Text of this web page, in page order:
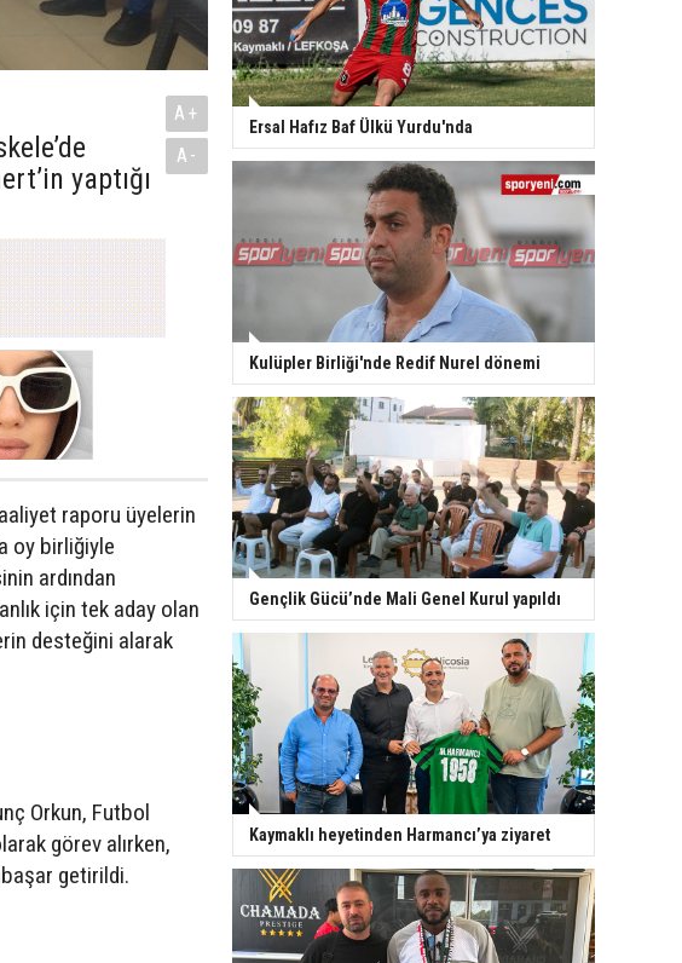
yaptığı
A+
A-
raporu üyelerin
oy birliğiyle
ardından
için tek aday olan
desteğini alarak
Orkun, Futbol
görev alırken,
getirildi.
Ersal Hafız Baf Ülkü Yurdu'nda
Kulüpler Birliği'nde Redif Nurel dönemi
Gençlik Gücü’nde Mali Genel Kurul yapıldı
Kaymaklı heyetinden Harmancı’ya ziyaret